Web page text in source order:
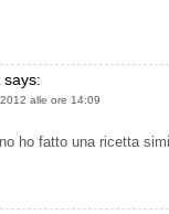
says:
alle ore 14:09
ho fatto una ricetta